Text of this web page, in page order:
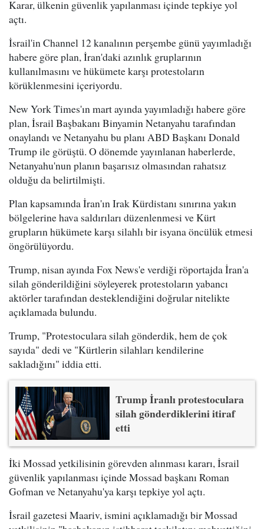
Karar, ülkenin güvenlik yapılanması içinde tepkiye yol
açtı.
İsrail'in Channel 12 kanalının perşembe günü yayımladığı
habere göre plan, İran'daki azınlık gruplarının
kullanılmasını ve hükümete karşı protestoların
körüklenmesini içeriyordu.
New York Times'ın mart ayında yayımladığı habere göre
plan, İsrail Başbakanı Binyamin Netanyahu tarafından
onaylandı ve Netanyahu bu planı ABD Başkanı Donald
Trump ile görüştü. O dönemde yayınlanan haberlerde,
Netanyahu'nun planın başarısız olmasından rahatsız
olduğu da belirtilmişti.
Plan kapsamında İran'ın Irak Kürdistanı sınırına yakın
bölgelerine hava saldırıları düzenlenmesi ve Kürt
grupların hükümete karşı silahlı bir isyana öncülük etmesi
öngörülüyordu.
Trump, nisan ayında Fox News'e verdiği röportajda İran'a
silah gönderildiğini söyleyerek protestoların yabancı
aktörler tarafından desteklendiğini doğrular nitelikte
açıklamada bulundu.
Trump, "Protestoculara silah gönderdik, hem de çok
sayıda" dedi ve "Kürtlerin silahları kendilerine
sakladığını" iddia etti.
Trump İranlı protestoculara
silah gönderdiklerini itiraf
etti
İki Mossad yetkilisinin görevden alınması kararı, İsrail
güvenlik yapılanması içinde Mossad başkanı Roman
Gofman ve Netanyahu'ya karşı tepkiye yol açtı.
İsrail gazetesi Maariv, ismini açıklamadığı bir Mossad